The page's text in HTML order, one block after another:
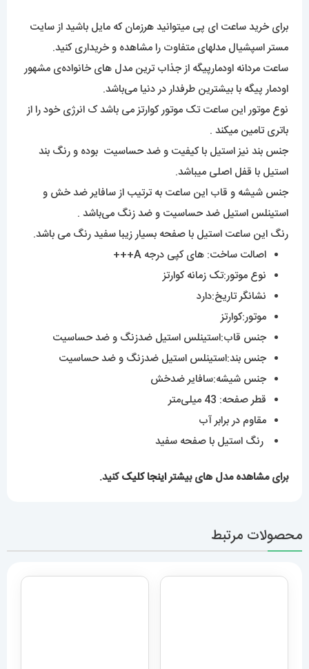
نشانگر تاریخ:دارد
موتور:کوارتز
جنس قاب:استینلس استیل ضدزنگ و ضد حساسیت
جنس بند:استینلس استیل ضدزنگ و ضد حساسیت
جنس شیشه:سافایر ضدخش
قطر صفحه: 43 میلی‌متر
مقاوم در برابر آب
رنگ استیل با صفحه سفید
برای مشاهده مدل های بیشتراینجا کلیککنید.
محصولات مرتبط
ساب مارینر استیل صفحه ابی
افزودن به سبد خرید افزودن به سبد خرید